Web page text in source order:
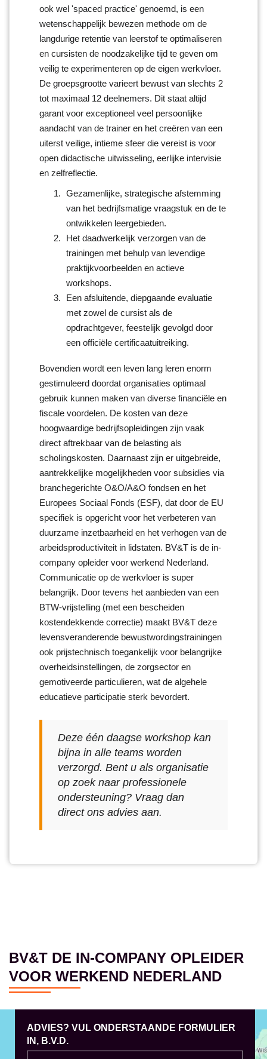
ook wel 'spaced practice' genoemd, is een
wetenschappelijk bewezen methode om de
langdurige retentie van leerstof te optimaliseren
en cursisten de noodzakelijke tijd te geven om
veilig te experimenteren op de eigen werkvloer.
De groepsgrootte varieert bewust van slechts 2
tot maximaal 12 deelnemers. Dit staat altijd
garant voor exceptioneel veel persoonlijke
aandacht van de trainer en het creëren van een
uiterst veilige, intieme sfeer die vereist is voor
open didactische uitwisseling, eerlijke intervisie
en zelfreflectie.
Gezamenlijke, strategische afstemming
van het bedrijfsmatige vraagstuk en de te
ontwikkelen leergebieden.
Het daadwerkelijk verzorgen van de
trainingen met behulp van levendige
praktijkvoorbeelden en actieve
workshops.
Een afsluitende, diepgaande evaluatie
met zowel de cursist als de
opdrachtgever, feestelijk gevolgd door
een officiële certificaatuitreiking.
Bovendien wordt een leven lang leren enorm
gestimuleerd doordat organisaties optimaal
gebruik kunnen maken van diverse financiële en
fiscale voordelen. De kosten van deze
hoogwaardige bedrijfsopleidingen zijn vaak
direct aftrekbaar van de belasting als
scholingskosten. Daarnaast zijn er uitgebreide,
aantrekkelijke mogelijkheden voor subsidies via
branchegerichte O&O/A&O fondsen en het
Europees Sociaal Fonds (ESF), dat door de EU
specifiek is opgericht voor het verbeteren van
duurzame inzetbaarheid en het verhogen van de
arbeidsproductiviteit in lidstaten. BV&T is de in-
company opleider voor werkend Nederland.
Communicatie op de werkvloer is super
belangrijk. Door tevens het aanbieden van een
BTW-vrijstelling (met een bescheiden
kostendekkende correctie) maakt BV&T deze
levensveranderende bewustwordingstrainingen
ook prijstechnisch toegankelijk voor belangrijke
overheidsinstellingen, de zorgsector en
gemotiveerde particulieren, wat de algehele
educatieve participatie sterk bevordert.
Deze één daagse workshop kan
bijna in alle teams worden
verzorgd. Bent u als organisatie
op zoek naar professionele
ondersteuning? Vraag dan
direct ons advies aan.
BV&T DE IN-COMPANY OPLEIDER
VOOR WERKEND NEDERLAND
ADVIES? VUL ONDERSTAANDE FORMULIER
IN, B.V.D.